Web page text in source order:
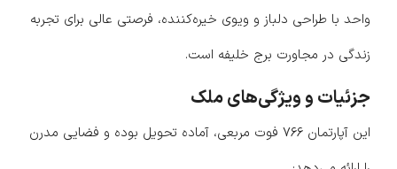
واحد با طراحی دلباز و ویوی خیره‌کننده، فرصتی عالی برای تجربه
زندگی در مجاورت برج خلیفه است.
جزئیات و ویژگی‌های ملک
این آپارتمان ۷۶۶ فوت مربعی، آماده تحویل بوده و فضایی مدرن